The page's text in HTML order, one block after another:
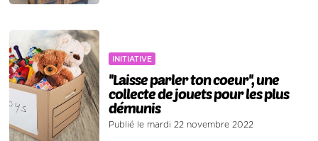
INITIATIVE
''Laisse parler ton coeur'', une
collecte de jouets pour les plus
démunis
Publié le mardi 22 novembre 2022